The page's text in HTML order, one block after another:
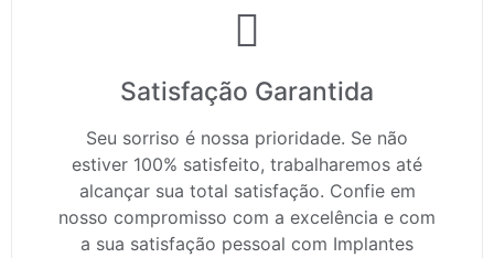
Satisfação Garantida
Seu sorriso é nossa prioridade. Se não
estiver 100% satisfeito, trabalharemos até
alcançar sua total satisfação. Confie em
nosso compromisso com a excelência e com
a sua satisfação pessoal com Implantes